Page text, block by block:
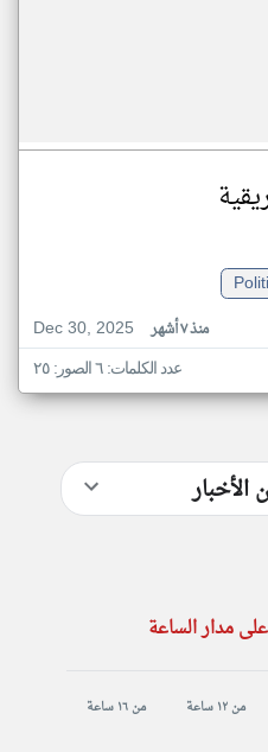
Dec 30, 2025
منذ ٧ أشهر
عدد الكلمات: ٦ الصور: ٢٥
الأخبار
مدار الساعة
من ١٢ ساعة من ١٦ ساعة